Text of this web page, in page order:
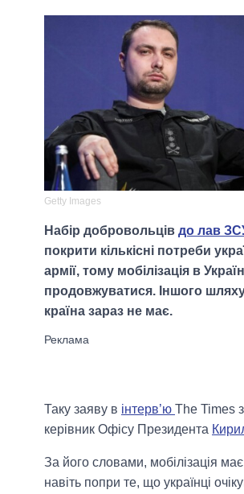
Getty Images
Набір добровольців до лав
покрити кількісні потреби
армії, тому мобілізація в
продовжуватися. Іншого
країна зараз не має.
Таку заяву в інтерв’ю The Times
керівник Офісу Президента
За його словами, мобілізація
навіть попри те, що українці